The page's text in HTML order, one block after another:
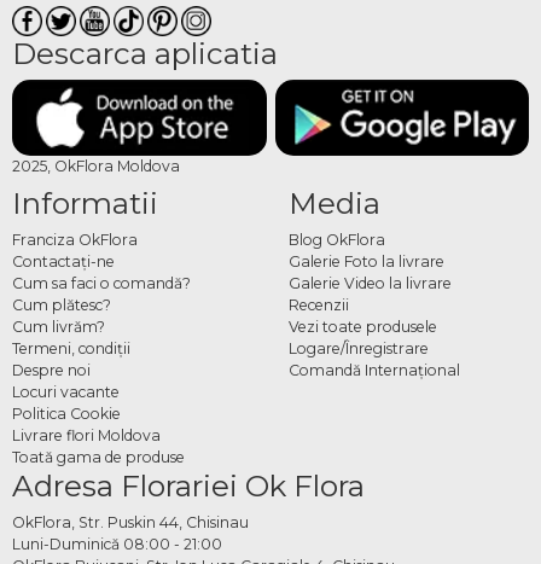
Descarca aplicatia
2025, OkFlora Moldova
Informatii
Franciza OkFlora
Contactaţi-ne
Cum sa faci o comandă?
Cum plătesc?
Cum livrăm?
Termeni, condiţii
Despre noi
Locuri vacante
Politica Cookie
Livrare flori Moldova
Toată gama de produse
Media
Blog OkFlora
Galerie Foto la livrare
Galerie Video la livrare
Recenzii
Vezi toate produsele
Logare/Înregistrare
Comandă Internațional
Adresa Florariei Ok Flora
OkFlora, Str. Puskin 44, Chisinau
Luni-Duminică 08:00 - 21:00